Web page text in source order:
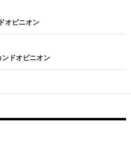
オピニオン
ドオピニオン